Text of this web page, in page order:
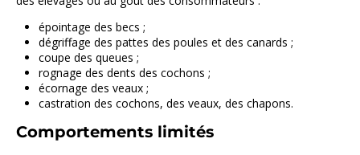
épointage des becs ;
dégriffage des pattes des poules et des canards ;
coupe des queues ;
rognage des dents des cochons ;
écornage des veaux ;
castration des cochons, des veaux, des chapons.
Comportements limités